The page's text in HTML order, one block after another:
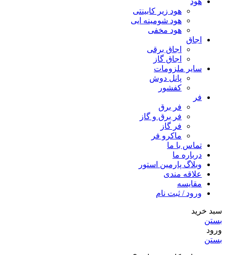
هود زیر كابینتی
هود شومینه ایی
هود مخفى
اجاق
اجاق برقى
اجاق گاز
سایر ملزومات
پانل دوش
کفشور
فر
فر برق
فر برق و گاز
فر گاز
ماكرو فر
تماس با ما
درباره ما
وبلاگ پارمین استور
علاقه مندی
مقایسه
ورود / ثبت نام
سبد خرید
بستن
ورود
بستن